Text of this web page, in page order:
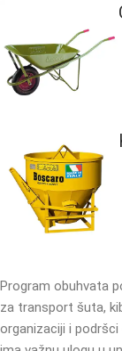
Program obuhvata
za transport šuta,
organizaciji i